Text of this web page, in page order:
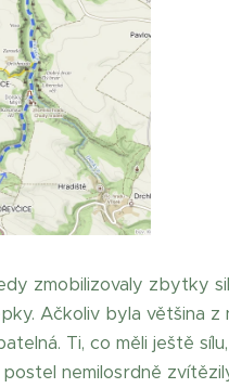
zmobilizovaly zbytky
Ačkoliv byla většina z
Ti, co měli ještě
nemilosrdně